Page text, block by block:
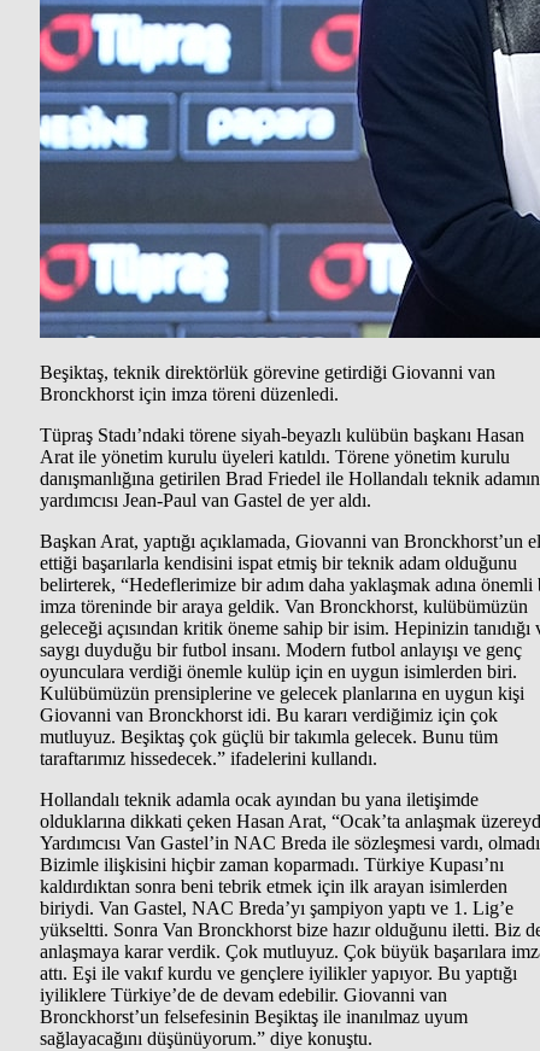
Beşiktaş, teknik direktörlük görevine getirdiği Giovanni van
Bronckhorst için imza töreni düzenledi.
Tüpraş Stadı’ndaki törene siyah-beyazlı kulübün başkanı Hasan
Arat ile yönetim kurulu üyeleri katıldı. Törene yönetim kurulu
danışmanlığına getirilen Brad Friedel ile Hollandalı teknik adamın
yardımcısı Jean-Paul van Gastel de yer aldı.
Başkan Arat, yaptığı açıklamada, Giovanni van Bronckhorst’un
ettiği başarılarla kendisini ispat etmiş bir teknik adam olduğunu
belirterek, “Hedeflerimize bir adım daha yaklaşmak adına önemli
imza töreninde bir araya geldik. Van Bronckhorst, kulübümüzün
geleceği açısından kritik öneme sahip bir isim. Hepinizin tanıdığı
saygı duyduğu bir futbol insanı. Modern futbol anlayışı ve genç
oyunculara verdiği önemle kulüp için en uygun isimlerden biri.
Kulübümüzün prensiplerine ve gelecek planlarına en uygun kişi
Giovanni van Bronckhorst idi. Bu kararı verdiğimiz için çok
mutluyuz. Beşiktaş çok güçlü bir takımla gelecek. Bunu tüm
taraftarımız hissedecek.” ifadelerini kullandı.
Hollandalı teknik adamla ocak ayından bu yana iletişimde
olduklarına dikkati çeken Hasan Arat, “Ocak’ta anlaşmak
Yardımcısı Van Gastel’in NAC Breda ile sözleşmesi vardı,
Bizimle ilişkisini hiçbir zaman koparmadı. Türkiye Kupası’nı
kaldırdıktan sonra beni tebrik etmek için ilk arayan isimlerden
biriydi. Van Gastel, NAC Breda’yı şampiyon yaptı ve 1. Lig’e
yükseltti. Sonra Van Bronckhorst bize hazır olduğunu iletti. Biz
anlaşmaya karar verdik. Çok mutluyuz. Çok büyük başarılara
attı. Eşi ile vakıf kurdu ve gençlere iyilikler yapıyor. Bu yaptığı
iyiliklere Türkiye’de de devam edebilir. Giovanni van
Bronckhorst’un felsefesinin Beşiktaş ile inanılmaz uyum
sağlayacağını düşünüyorum.” diye konuştu.